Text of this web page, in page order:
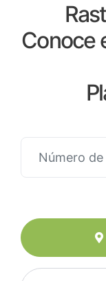
Conoce